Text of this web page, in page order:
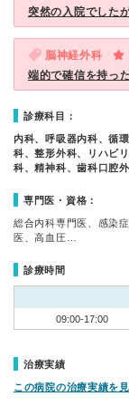
突然の入院でした
脳神経外科
端的で確信を持っ
診療科目：
内科、呼吸器内科、循
科、整形外科、リハビ
科、精神科、歯科口腔
専門医・資格：
総合内科専門医、感染
医、高血圧…
診療時間
09:00-17:00
治療実績
この病院の治療実績を